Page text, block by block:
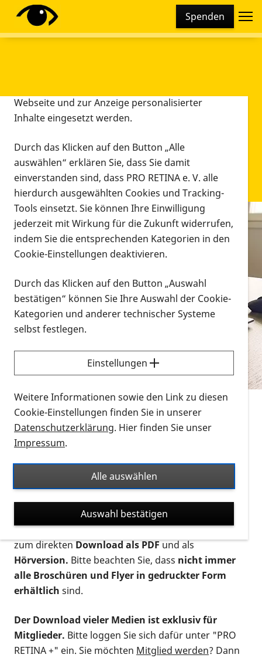
Spenden
Infomaterial
Infomaterial
Vorlesen
Alle Infomaterialien in verschiedenen
Formaten an einem Ort
Sie möchten wissen, wie Sie nach Infonmaterial
suchen und dieses bestellen bzw. herunterladen
können? Schauen Sie sich dieErklärvideos zum
Thema Infomaterial auf der PRO RETINA-Website
für blinde und sehbehinderte Menschen an.
Auf dieser Seite finden Sie sämtliches Infomaterial
Ort. Nutzen Sie den Formatfilter, um ausschließlich
nach Flyern und Broschüren, Audios oder Videos zu
suchen. Die meisten Flyer und Broschüren werden in
verschiedenen Formaten angeboten: zur
postalischen Bestellung als gedruckte Variante
zum direktenDownload als PDFund als
Hörversion. Bitte beachten Sie, dass nicht immer
alle Broschüren und Flyer in gedruckter Form
erhältlich sind.
Der Download vieler Medien ist exklusiv für
Mitglieder. Bitte loggen Sie sich dafür unter "PRO
RETINA +" ein. Sie möchten Mitglied werden? Dann
Diese Webseite setzt verschiedene Cookies und
Tracking-Tools ein. Dies beinhaltet Cookies und
Webseite und zur Anzeige personalisierter
Inhalte eingesetzt werden.
Durch das Klicken auf den Button „Alle
auswählen“ erklären Sie, dass Sie damit
einverstanden sind, dass PRO RETINA e. V. alle
hierdurch ausgewählten Cookies und Tracking-
Tools einsetzt. Sie können Ihre Einwilligung
jederzeit mit Wirkung für die Zukunft widerrufen,
indem Sie die entsprechenden Kategorien in den
Cookie-Einstellungen deaktivieren.
Durch das Klicken auf den Button „Auswahl
bestätigen“ können Sie Ihre Auswahl der Cookie-
Kategorien und anderer technischer Systeme
selbst festlegen.
Einstellungen
Weitere Informationen sowie den Link zu diesen
Cookie-Einstellungen finden Sie in unserer
Datenschutzerklärung. Hier finden Sie unser
Impressum.
Alle auswählen
Auswahl bestätigen